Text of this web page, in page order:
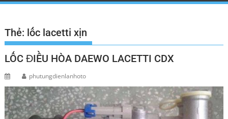
Thẻ: lốc lacetti xịn
LỐC ĐIỀU HÒA DAEWO LACETTI CDX
phutungdienlanhoto